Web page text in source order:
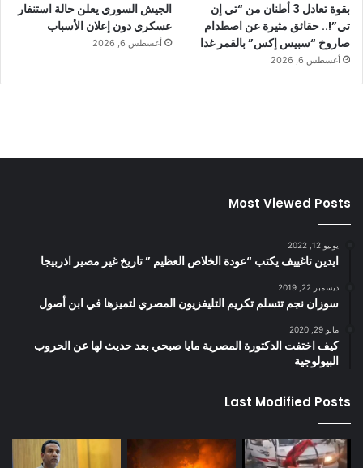
بقوة تعادل 3 أطنان من “تي إن
تي”!.. حقائق مثيرة عن اصطدام
صاروخ “سبيس إكس” بالقمر غدا
أغسطس 6, 2026
الجيش السوري يعلن حالة استنفار
عسكري دون إعلان الأسباب
أغسطس 6, 2026
Most Viewed Posts
يونيو 12, 2022
ايدين تاغييف يكتب “عودة الخلاص العظيم ” تاريخ غير مصير اذربيجا
ديسمبر 22, 2019
سوزان نجم تتسلم تكريم التليفزيون المصري لتميزها في ابن أصول
مايو 29, 2020
كيف اختفت الدكتورة المصرية مايا صبحي بعد حديث لها عن الحروب
البيولوجية
Last Modified Posts